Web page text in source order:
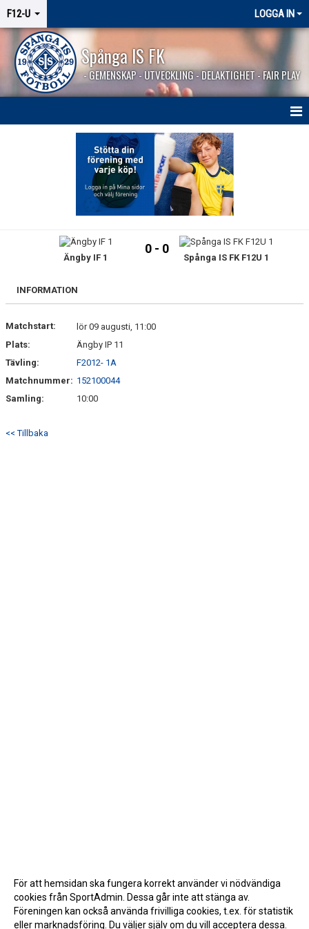
F12-U LOGGA IN
Spånga IS FK
- GEMENSKAP - UTVECKLING - DELAKTIGHET - FAIR PLAY
BILDGALLERI
KONTAKT
Ängby IF 1
0 - 0
Spånga IS FK F12U 1
INFORMATION
Matchstart:
lör 09 augusti, 11:00
Plats:
Ängby IP 11
Tävling:
F2012- 1A
Matchnummer: 152100044
Samling:
10:00
<< Tillbaka
För att hemsidan ska fungera korrekt använder vi nödvändiga
cookies från SportAdmin. Dessa går inte att stänga av.
Föreningen kan också använda frivilliga cookies, t.ex. för statistik
eller marknadsföring. Du väljer själv om du vill acceptera dessa.